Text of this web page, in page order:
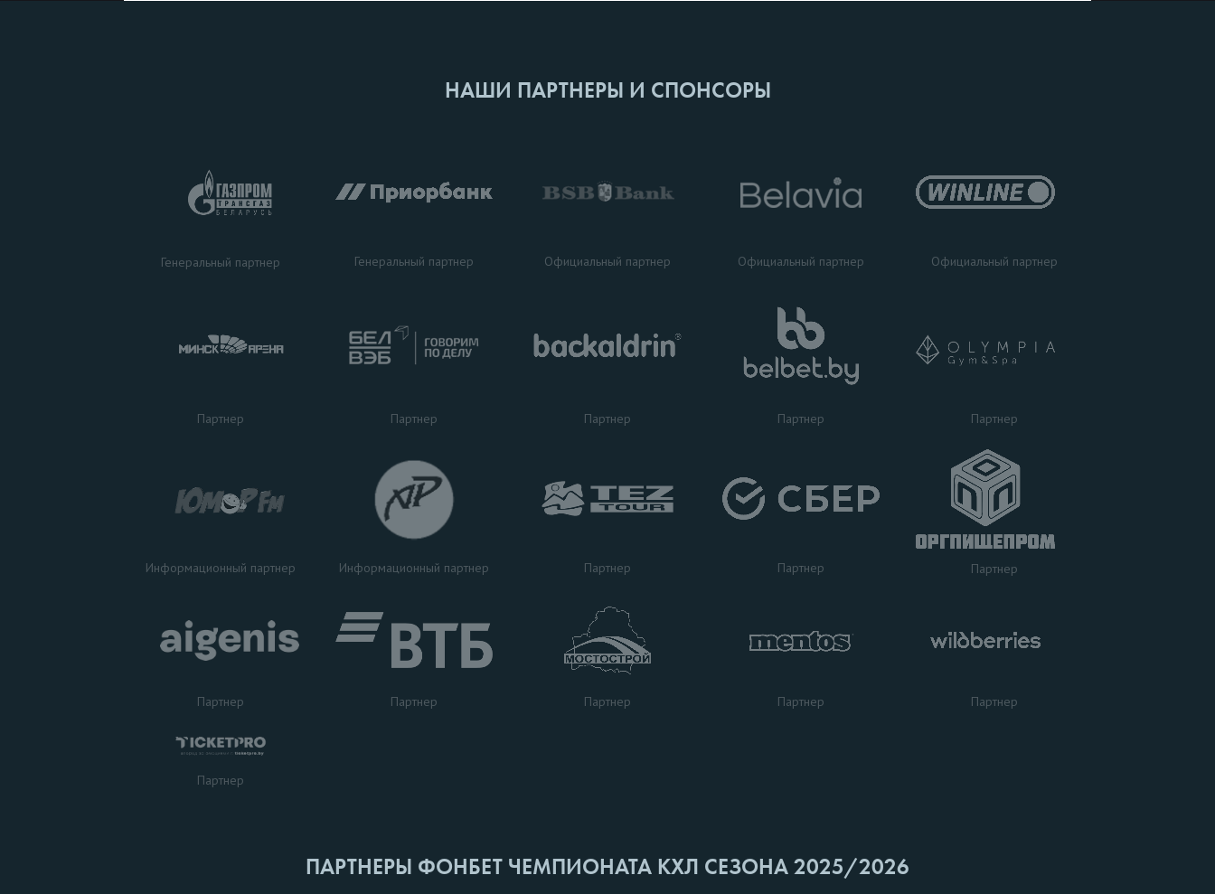
НАШИ ПАРТНЕРЫ И СПОНСОРЫ
Генеральный партнер Генеральный партнер Официальный партнер Официальный партнер Официальный партнер
Партнер Партнер Партнер Партнер Партнер
Информационный партнер Информационный партнер Партнер Партнер Партнер
Партнер Партнер Партнер Партнер Партнер
Партнер
ПАРТНЕРЫ ФОНБЕТ ЧЕМПИОНАТА КХЛ СЕЗОНА 2025/2026